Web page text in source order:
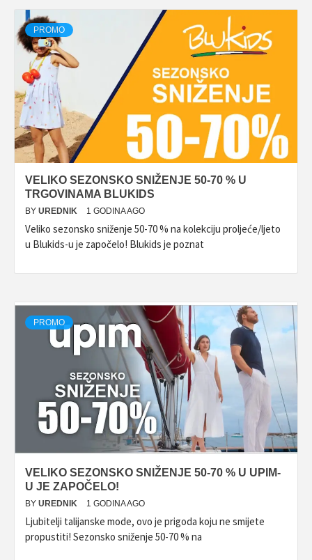
PROMO
VELIKO SEZONSKO SNIŽENJE 50-70 % U
TRGOVINAMA BLUKIDS
BY UREDNIK 1 GODINA AGO
Veliko sezonsko sniženje 50-70 % na kolekciju proljeće/ljeto
u Blukids-u je započelo! Blukids je poznat
PROMO
VELIKO SEZONSKO SNIŽENJE 50-70 % U UPIM-
U JE ZAPOČELO!
BY UREDNIK 1 GODINA AGO
Ljubitelji talijanske mode, ovo je prigoda koju ne smijete
propustiti! Sezonsko sniženje 50-70 % na